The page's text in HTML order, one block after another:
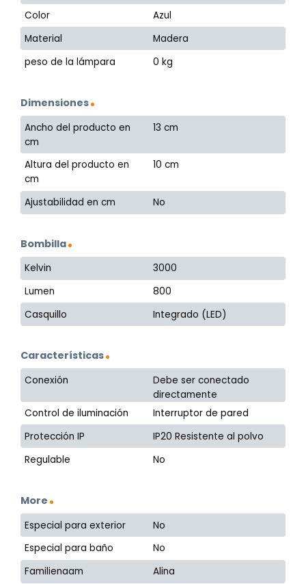
Color
Azul
Material
Madera
peso de la lámpara
0 kg
Dimensiones
Ancho del producto en
cm
13 cm
Altura del producto en
cm
10 cm
Ajustabilidad en cm No
Bombilla
Kelvin
3000
Lumen
800
Casquillo
Integrado (LED)
Características
Conexión
Debe ser conectado
directamente
Control de iluminación
Interruptor de pared
Protección IP
IP20 Resistente al polvo
Regulable
No
More
Especial para exterior
No
Especial para baño
No
Familienaam
Alina